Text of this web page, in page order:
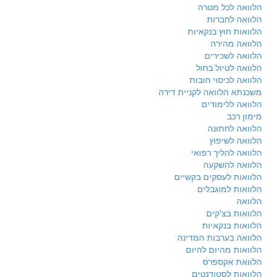
הלוואה לכל מטרה
הלוואה לחברות
הלוואות חוץ בנקאיות
הלוואה מהירה
הלוואה לשכירים
הלוואה לטיול בחול
הלוואה לכיסוי חובות
משכנתא הלוואה לקניית דירה
הלוואה ללימודים
מימון רכב
הלוואה לחתונה
הלוואה לשיפוץ
הלוואה להליך רפואי
הלוואה להשקעה
הלוואות לעסקים בקשיים
הלוואות למוגבלים
הלוואה
הלוואות בצ'קים
הלוואות בנקאיות
הלוואה בערבות המדינה
הלוואות מהיום להיום
הלוואת אקספרס
הלוואות לסטודנטים